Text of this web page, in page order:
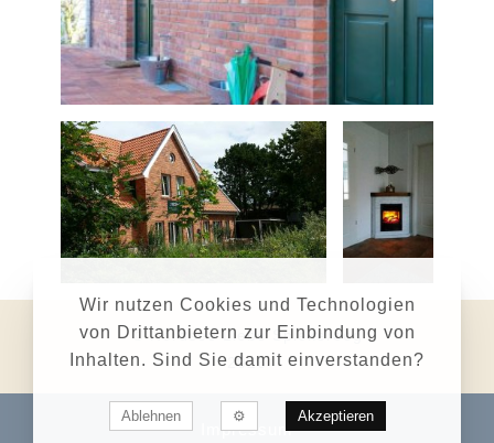
© Nordsee Liebe Spiekeroog
2026
Impressum
Wir nutzen Cookies und Technologien
von Drittanbietern zur Einbindung von
Inhalten. Sind Sie damit einverstanden?
Ablehnen Akzeptieren